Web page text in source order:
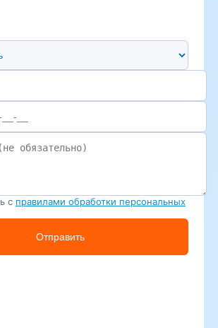
способ связи
с правилами обработки персональных
Отправить